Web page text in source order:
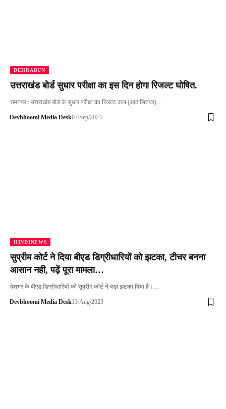
DEHRADUN
उत्तराखंड बोर्ड सुधार परीक्षा का इस दिन होगा रिजल्ट घोषित.
रामनगर : उत्तराखंड बोर्ड के सुधार परीक्षा का रिजल्ट कल (आठ सितंबर)…
Devbhoomi Media Desk07/Sep/2023
HINDINEWS
सुप्रीम कोर्ट ने दिया बीएड डिग्रीधारियों को झटका, टीचर बनना
आसान नही, पढ़ें पूरा मामला…
देशभर के बीएड डिग्रीधारियों को सुप्रीम कोर्ट ने बड़ा झटका दिया है।…
Devbhoomi Media Desk13/Aug/2023